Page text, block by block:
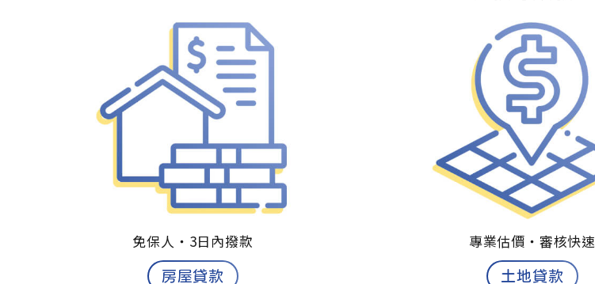
免保人‧ 3日內撥款
房屋貸款
專業估價‧ 審核快速
土地貸款